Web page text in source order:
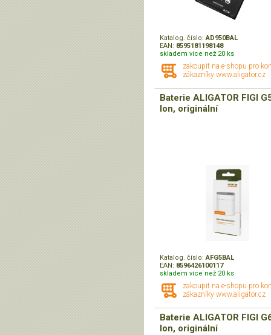
Katalog. číslo:AD950BAL
EAN: 8595181198148
skladem více než 20 ks
zakoupit na e-shopu pro
zákazníky www.aligator.cz
Baterie ALIGATOR FIGI
Ion, originální
Katalog. číslo:AFG5BAL
EAN: 8596426100117
skladem více než 20 ks
zakoupit na e-shopu pro
zákazníky www.aligator.cz
Baterie ALIGATOR FIGI
Ion, originální